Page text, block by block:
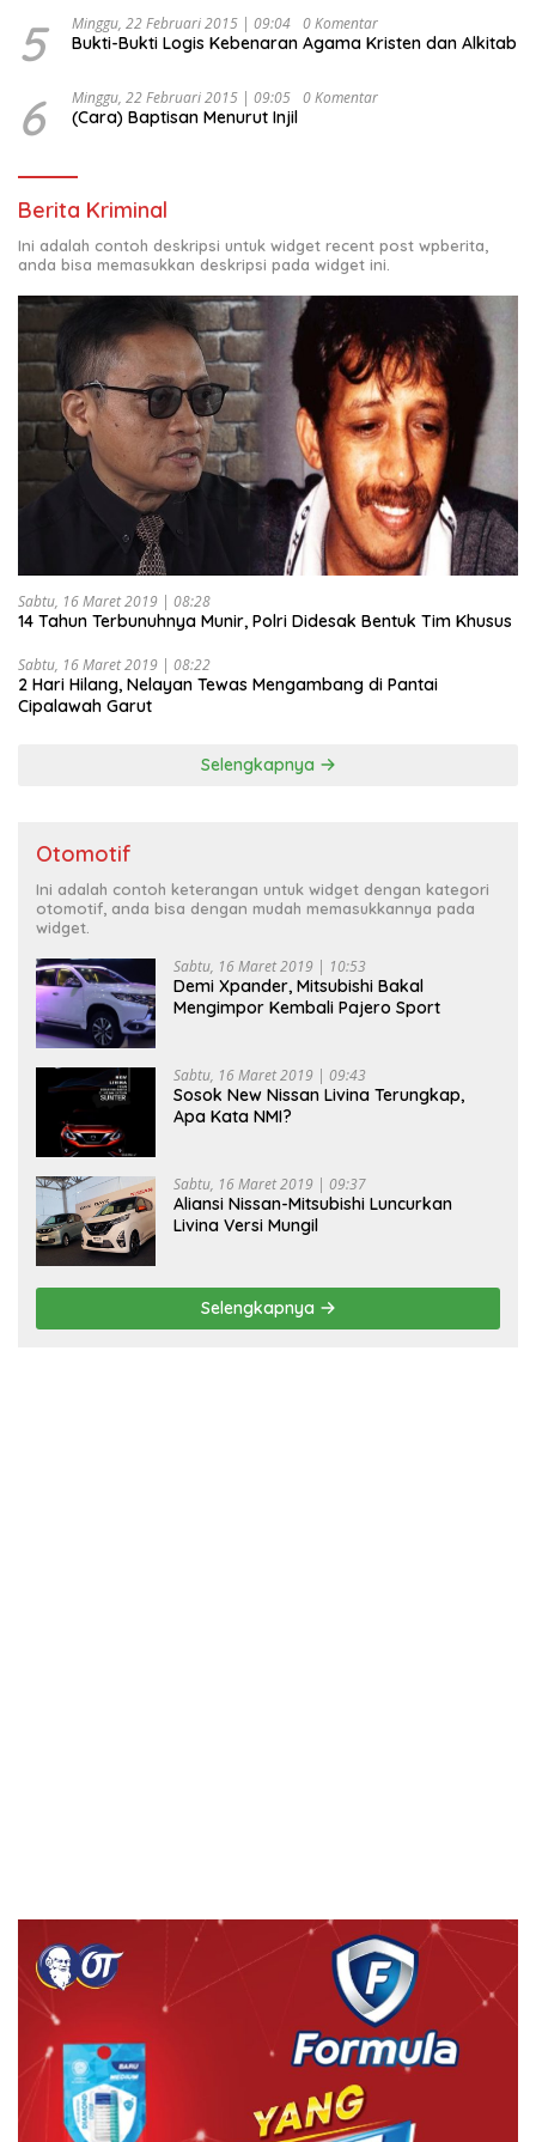
5 Minggu, 22 Februari 2015 | 09:04 0 Komentar
Bukti-Bukti Logis Kebenaran Agama Kristen dan Alkitab
6 Minggu, 22 Februari 2015 | 09:05 0 Komentar
(Cara) Baptisan Menurut Injil
Berita Kriminal
Ini adalah contoh deskripsi untuk widget recent post wpberita,
anda bisa memasukkan deskripsi pada widget ini.
Sabtu, 16 Maret 2019 | 08:28
14 Tahun Terbunuhnya Munir, Polri Didesak Bentuk Tim Khusus
Sabtu, 16 Maret 2019 | 08:22
2 Hari Hilang, Nelayan Tewas Mengambang di Pantai
Cipalawah Garut
Selengkapnya
Otomotif
Ini adalah contoh keterangan untuk widget dengan kategori
otomotif, anda bisa dengan mudah memasukkannya pada
widget.
Sabtu, 16 Maret 2019 | 10:53
Demi Xpander, Mitsubishi Bakal
Mengimpor Kembali Pajero Sport
Sabtu, 16 Maret 2019 | 09:43
Sosok New Nissan Livina Terungkap,
Apa Kata NMI?
Sabtu, 16 Maret 2019 | 09:37
Aliansi Nissan-Mitsubishi Luncurkan
Livina Versi Mungil
Selengkapnya